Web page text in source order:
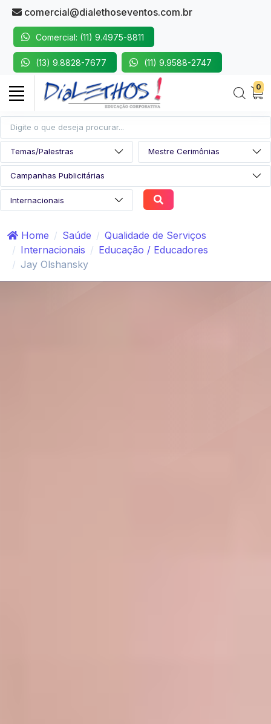
comercial@dialethoseventos.com.br
Comercial: (11) 9.4975-8811
(13) 9.8828-7677 (11) 9.9588-2747
0
Home Saúde
Qualidade de Serviços
Internacionais
Educação / Educadores
Jay Olshansky